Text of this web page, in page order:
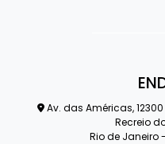
Av. das Américas,
Recreio
Rio de Janeiro